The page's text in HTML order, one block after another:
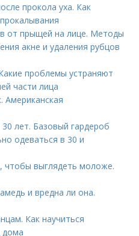
прокола уха. Как
от прыщей на лице. Методы
акне и удаления рубцов
проблемы устраняют
части лица
Американская
лет. Базовый гардероб
одеваться в 30 и
чтобы выглядеть моложе.
и вредна ли она.
Как научиться
дома